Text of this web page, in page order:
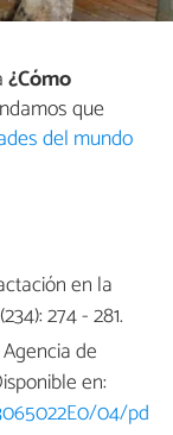
¿Cómo
que
del mundo
en la
274 - 281.
de
en:
04/pd